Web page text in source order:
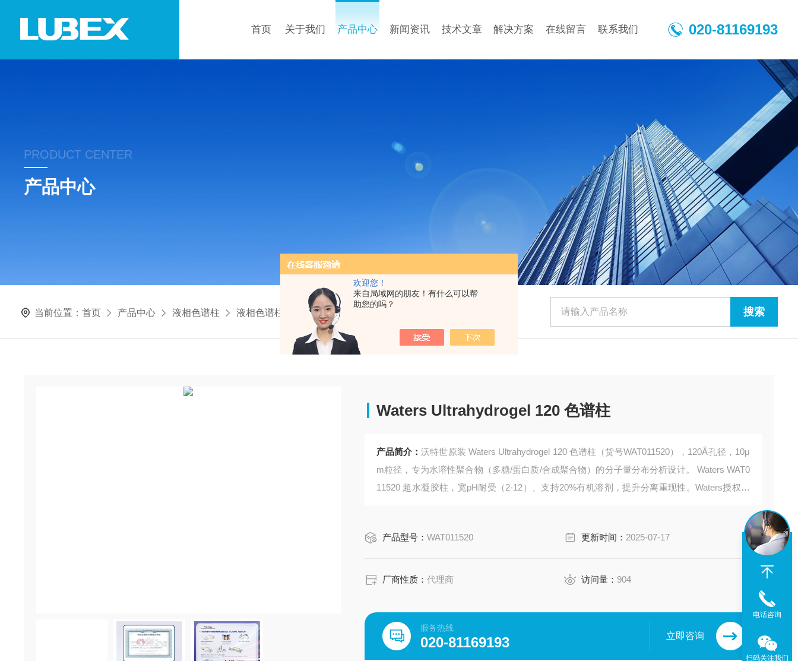
欢迎您！
来自局域网的朋友！有什么可以帮
助您的吗？
首页 关于我们 产品中心 新闻资讯 技术文章 解决方案 在线留言 联系我们 020-81169193
PRODUCT CENTER
产品中心
当前位置： 首页 产品中心 液相色谱柱 液相色谱柱 WAT011520Waters Ultrahydrogel 120 色谱柱
Waters Ultrahydrogel 120 色谱柱
产品简介：沃特世原装 Waters Ultrahydrogel 120 色谱柱（货号WAT011520），120Å孔径，10μ
m粒径，专为水溶性聚合物（多糖/蛋白质/合成聚合物）的分子量分布分析设计。 Waters WAT0
11520 超水凝胶柱，宽pH耐受（2-12）、支持20%有机溶剂，提升分离重现性。Waters授权代
产品型号：WAT011520 更新时间： 2025-07-17
厂商性质：代理商 访问量： 904
服务热线
020-81169193 立即咨询
电话咨询
扫码关注我们